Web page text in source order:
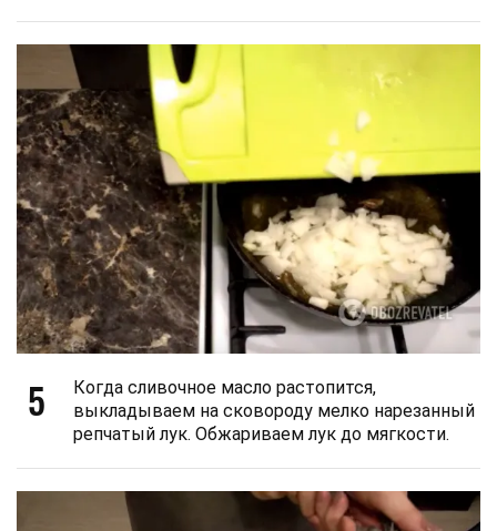
5
Когда сливочное масло растопится,
выкладываем на сковороду мелко нарезанный
репчатый лук. Обжариваем лук до мягкости.